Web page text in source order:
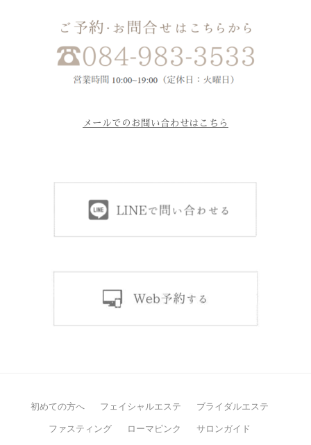
メールでのお問い合わせはこちら
初めての方へ フェイシャルエステ ブライダルエステ
ファスティング ローマピンク サロンガイド